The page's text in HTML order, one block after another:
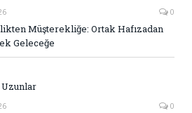
0
Müşterekliğe: Ortak Hafızadan
Geleceğe
0